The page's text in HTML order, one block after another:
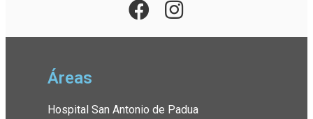
Áreas
Hospital San Antonio de Padua